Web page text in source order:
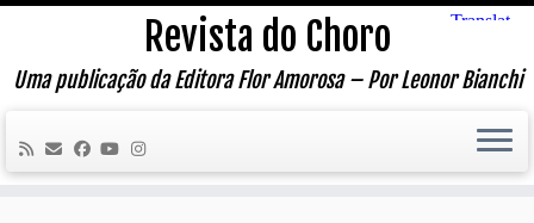
Skip
content
Revista do Choro
Uma publicação da Editora Flor Amorosa – Por Leonor Bianchi